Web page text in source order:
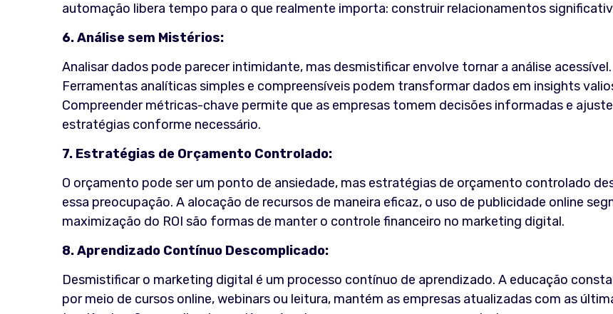
automação libera tempo para o que realmente importa: construir relacionamentos
6. Análise sem Mistérios:
Analisar dados pode parecer intimidante, mas desmistificar envolve tornar a análise acessível.
Ferramentas analíticas simples e compreensíveis podem transformar dados em insights
Compreender métricas-chave permite que as empresas tomem decisões informadas e
estratégias conforme necessário.
7. Estratégias de Orçamento Controlado:
O orçamento pode ser um ponto de ansiedade, mas estratégias de orçamento controlado
essa preocupação. A alocação de recursos de maneira eficaz, o uso de publicidade online
maximização do ROI são formas de manter o controle financeiro no marketing digital.
8. Aprendizado Contínuo Descomplicado:
Desmistificar o marketing digital é um processo contínuo de aprendizado. A educação
por meio de cursos online, webinars ou leitura, mantém as empresas atualizadas com as